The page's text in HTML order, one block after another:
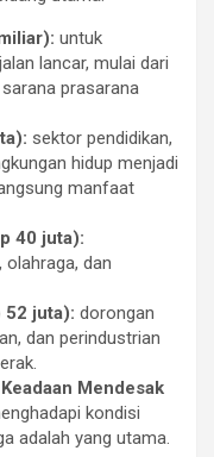
untuk
lancar, mulai dari
prasarana
sektor pendidikan,
hidup menjadi
manfaat
40 juta):
olahraga, dan
52 juta): dorongan
dan perindustrian
Mendesak
kondisi
adalah yang utama.